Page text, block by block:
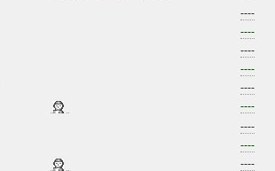
----
----
----
----
----
----
----
----
----